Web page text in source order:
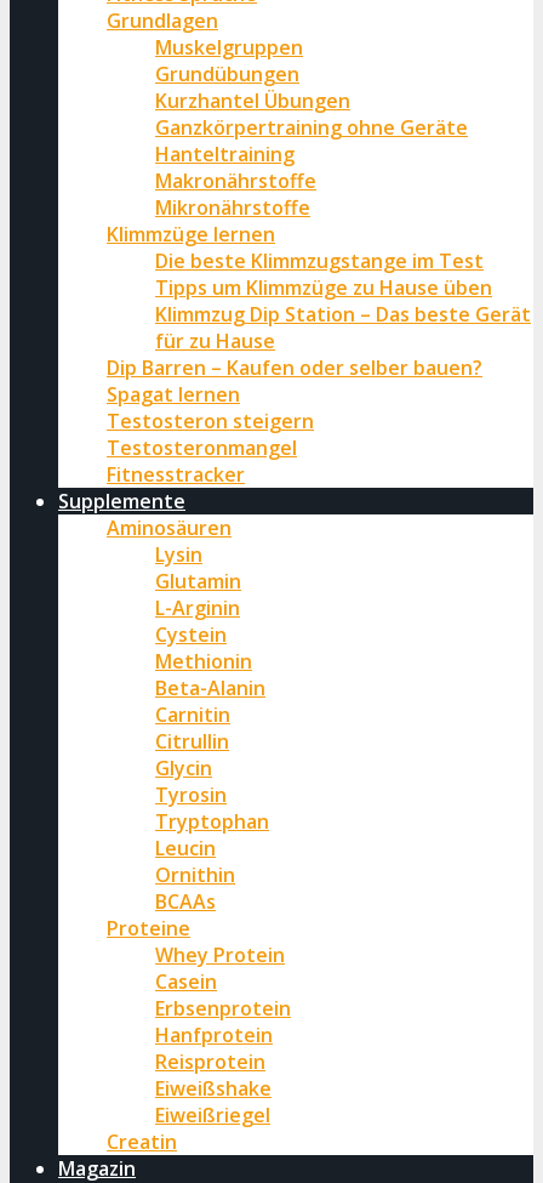
Grundlagen
Muskelgruppen
Grundübungen
Kurzhantel Übungen
Ganzkörpertraining ohne Geräte
Hanteltraining
Makronährstoffe
Mikronährstoffe
Klimmzüge lernen
Die beste Klimmzugstange im Test
Tipps um Klimmzüge zu Hause üben
Klimmzug Dip Station – Das beste Gerät
für zu Hause
Dip Barren – Kaufen oder selber bauen?
Spagat lernen
Testosteron steigern
Testosteronmangel
Fitnesstracker
Supplemente
Aminosäuren
Lysin
Glutamin
L-Arginin
Cystein
Methionin
Beta-Alanin
Carnitin
Citrullin
Glycin
Tyrosin
Tryptophan
Leucin
Ornithin
BCAAs
Proteine
Whey Protein
Casein
Erbsenprotein
Hanfprotein
Reisprotein
Eiweißshake
Eiweißriegel
Creatin
Magazin